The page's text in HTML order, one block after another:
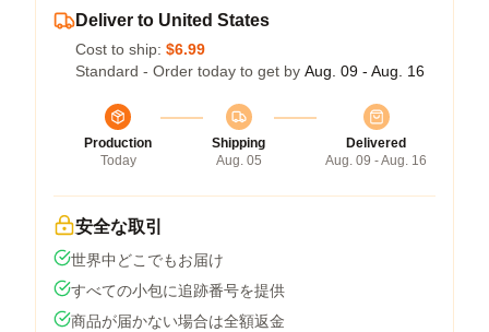
Deliver to United States
Cost to ship: $6.99
Standard - Order today to get by Aug. 09 - Aug. 16
Production
Today
Shipping
Aug. 05
Delivered
Aug. 09 - Aug. 16
安全な取引
世界中どこでもお届け
すべての小包に追跡番号を提供
商品が届かない場合は全額返金